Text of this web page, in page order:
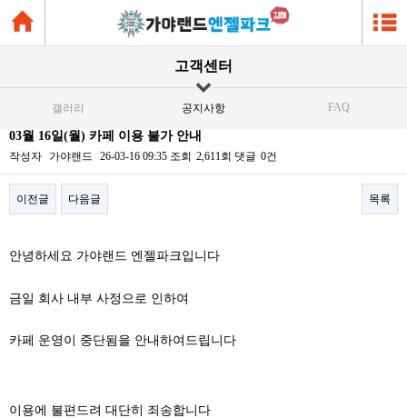
고객센터
갤러리 공지사항 FAQ
03월 16일(월) 카페 이용 불가 안내
작성자 가야랜드 26-03-16 09:35 조회 2,611회 댓글 0건
이전글 다음글 목록
안녕하세요 가야랜드 엔젤파크입니다
금일 회사 내부 사정으로 인하여
카페 운영이 중단됨을 안내하여드립니다
이용에 불편드려 대단히 죄송합니다